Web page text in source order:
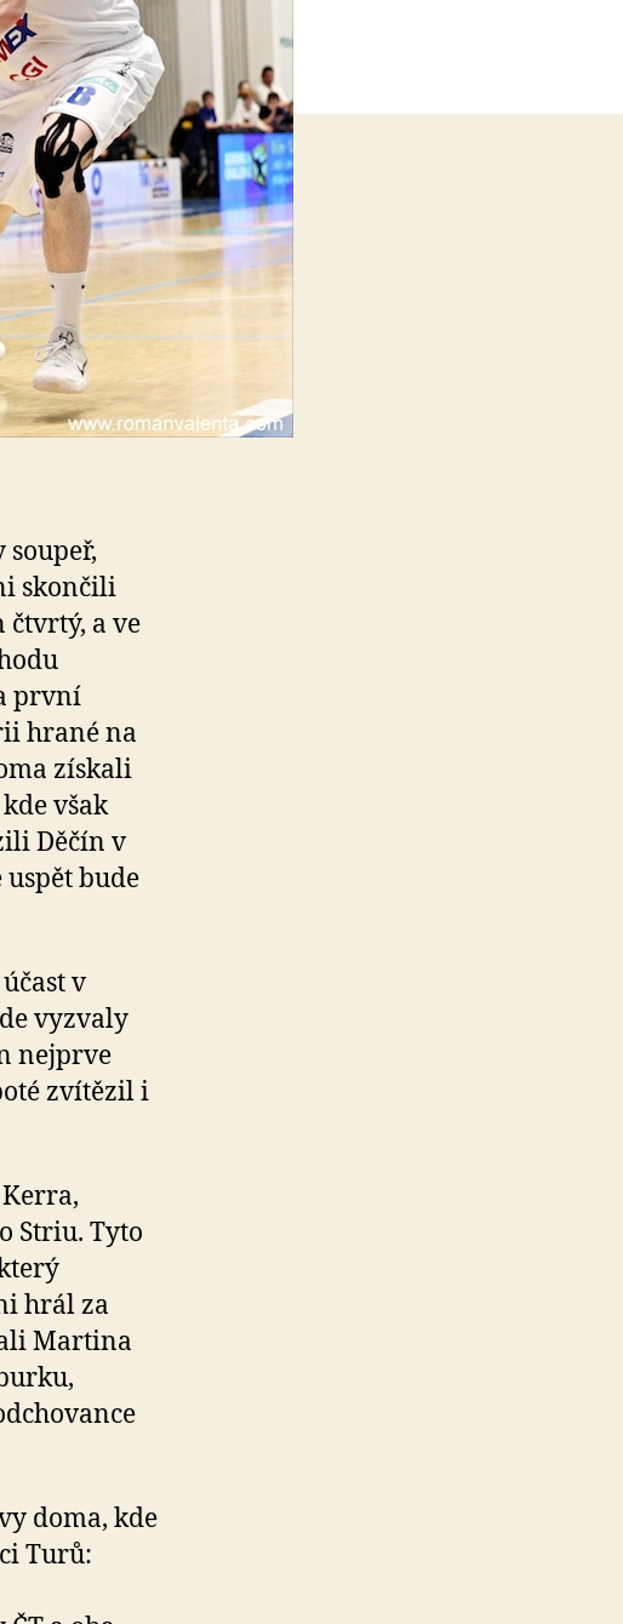
soupeř,
skončili
čtvrtý, a ve
první
hrané na
získali
však
Děčín v
bude
v
vyzvaly
nejprve
zvítězil i
Striu. Tyto
hrál za
Martina
doma, kde
Turů: